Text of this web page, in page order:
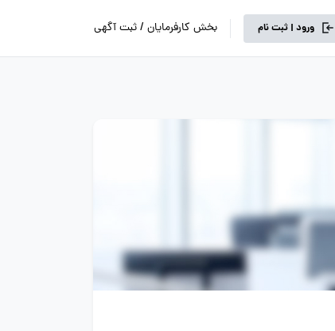
ورود | ثبت نام بخش کارفرمایان / ثبت آگهی